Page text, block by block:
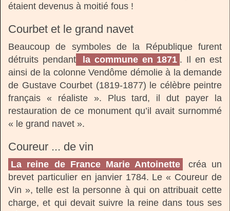
étaient devenus à moitié fous !
Courbet et le grand navet
Beaucoup de symboles de la République furent
détruits pendant
la commune en 1871 . Il en est
ainsi de la colonne Vendôme démolie à la demande
de Gustave Courbet (1819-1877) le célèbre peintre
français « réaliste ». Plus tard, il dut payer la
restauration de ce monument qu’il avait surnommé
« le grand navet ».
Coureur ... de vin
La reine de France Marie Antoinette
créa un
brevet particulier en janvier 1784. Le « Coureur de
Vin », telle est la personne à qui on attribuait cette
charge, et qui devait suivre la reine dans tous ses